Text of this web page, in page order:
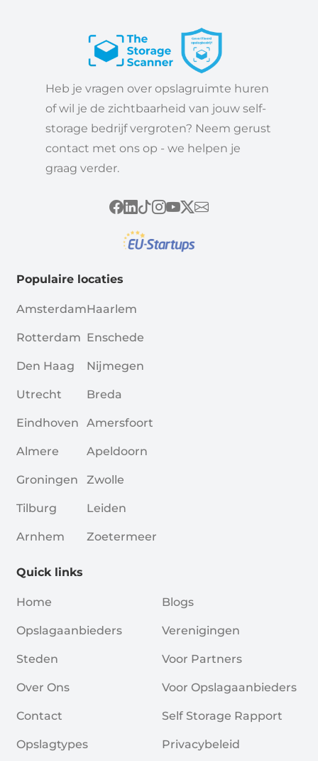
Heb je vragen over opslagruimte huren
of wil je de zichtbaarheid van jouw self-
storage bedrijf vergroten? Neem gerust
contact met ons op - we helpen je
graag verder.
Populaire locaties
Amsterdam
Rotterdam
Den Haag
Utrecht
Eindhoven
Almere
Groningen
Tilburg
Arnhem
Haarlem
Enschede
Nijmegen
Breda
Amersfoort
Apeldoorn
Zwolle
Leiden
Zoetermeer
Quick links
Home
Opslagaanbieders
Steden
Over Ons
Contact
Opslagtypes
Blogs
Verenigingen
Voor Partners
Voor Opslagaanbieders
Self Storage Rapport
Privacybeleid